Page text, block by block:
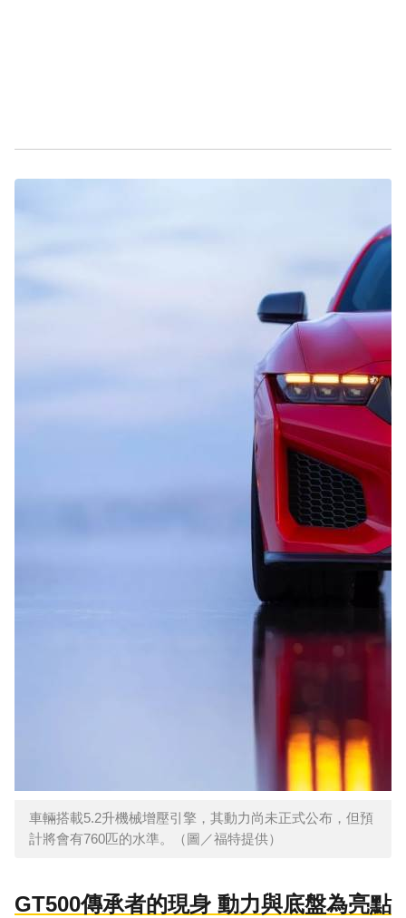
車輛搭載5.2升機械增壓引擎，其動力尚未正式公布，但預
計將會有760匹的水準。（圖／福特提供）
GT500傳承者的現身 動力與底盤為亮點